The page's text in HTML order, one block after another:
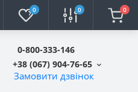
0 0 0
0-800-333-146
+38 (067) 904-76-65
Замовити дзвінок